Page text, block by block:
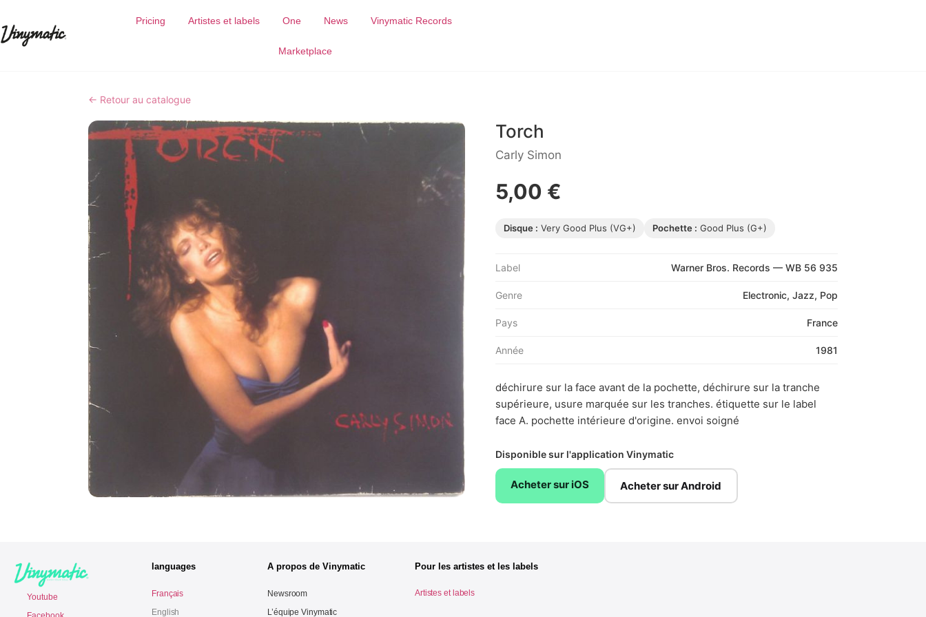
Pricing Artistes et labels One News Vinymatic Records
Marketplace
← Retour au catalogue
Torch
Carly Simon
5,00 €
Disque : Very Good Plus (VG+) Pochette : Good Plus (G+)
Label Warner Bros. Records — WB 56 935
Genre Electronic, Jazz, Pop
Pays France
Année 1981
déchirure sur la face avant de la pochette, déchirure sur la tranche
supérieure, usure marquée sur les tranches. étiquette sur le label
face A. pochette intérieure d'origine. envoi soigné
Disponible sur l'application Vinymatic
Acheter sur iOS Acheter sur Android
Youtube
languages
Français
English
A propos de Vinymatic
Newsroom
L’équipe Vinymatic
Pour les artistes et les labels
Artistes et labels